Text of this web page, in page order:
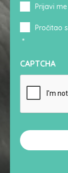
Newsletter
Prijavi
Consent *
Pročitao
*
CAPTCHA